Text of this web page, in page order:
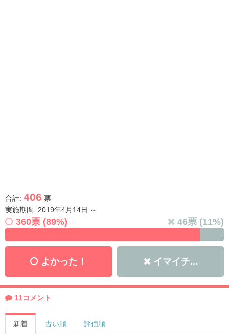
合計: 406 票
実施期間: 2019年4月14日 ～
360票 (89%) 46票 (11%)
よかった！ イマイチ...
11コメント
新着 古い順 評価順